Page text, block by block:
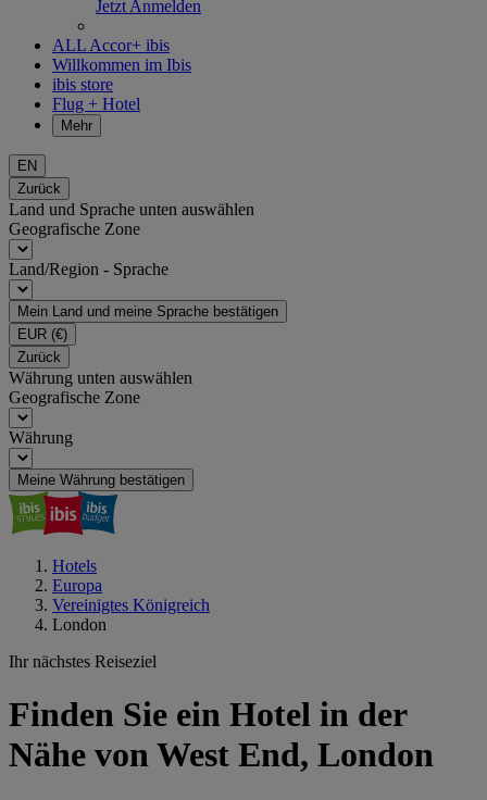
Jetzt Anmelden
ALL Accor+ ibis
Willkommen im Ibis
ibis store
Flug + Hotel
Mehr
EN
Zurück
Land und Sprache unten auswählen
Geografische Zone
Land/Region - Sprache
Mein Land und meine Sprache bestätigen
EUR (€)
Zurück
Währung unten auswählen
Geografische Zone
Währung
Meine Währung bestätigen
Hotels
Europa
Vereinigtes Königreich
London
Ihr nächstes Reiseziel
Finden Sie ein Hotel in der
Nähe von West End, London